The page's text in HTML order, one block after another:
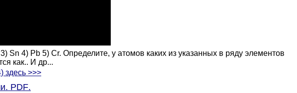
4) Pb 5) Cr. Определите, у атомов каких из указанных в ряду элементов
как.. И др...
здесь >>>
PDF.